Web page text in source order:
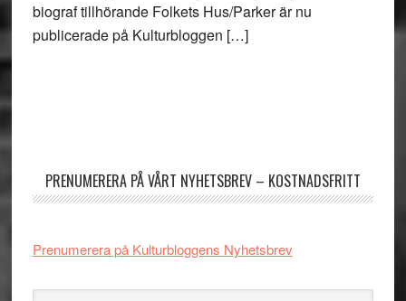
biograf tillhörande Folkets Hus/Parker är nu
publicerade på Kulturbloggen […]
PRENUMERERA PÅ VÅRT NYHETSBREV – KOSTNADSFRITT
Prenumerera på Kulturbloggens Nyhetsbrev